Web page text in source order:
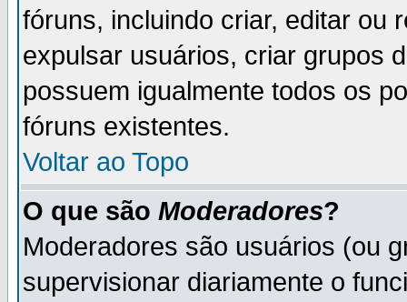
fóruns, incluindo criar, editar ou
expulsar usuários, criar grupos
possuem igualmente todos os
fóruns existentes.
Voltar ao Topo
O que são Moderadores?
Moderadores são usuários (ou
supervisionar diariamente o